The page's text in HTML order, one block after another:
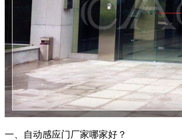
一、自动感应门厂家哪家好？